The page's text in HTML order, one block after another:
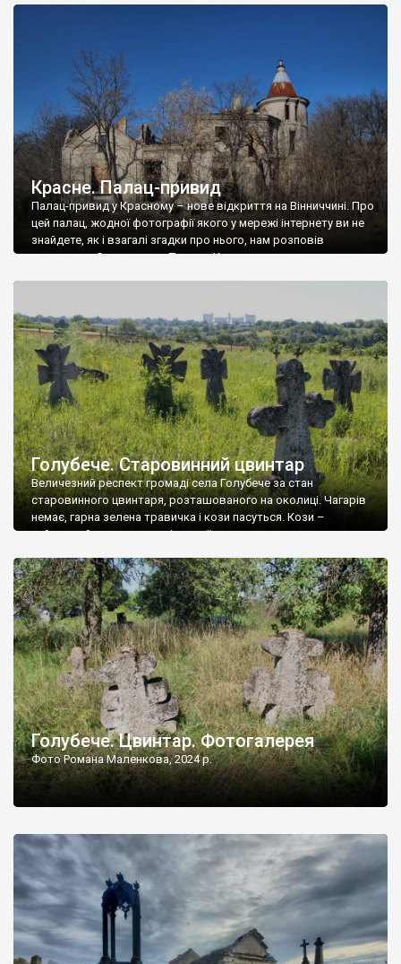
Красне. Палац-привид
Палац-привид у Красному – нове відкриття на Вінниччині. Про
цей палац, жодної фотографії якого у мережі інтернету ви не
знайдете, як і взагалі згадки про нього, нам розповів
мешканець Самгородка. Палац у Красному вразив не лише
Голубече. Старовинний цвинтар
Величезний респект громаді села Голубече за стан
старовинного цвинтаря, розташованого на околиці. Чагарів
немає, гарна зелена травичка і кози пасуться. Кози –
найкращий регулятор шкідливої, для старих кладовищ,
бруньками, кози ті бруньки обгризають, бо то улюблений
делікатес. На цвинтарі у Голубечому ціла колекція
різноманітних форм хрестів. Село відносно невелике, […]
Голубече. Цвинтар. Фотогалерея
Фото Романа Маленкова, 2024 р.